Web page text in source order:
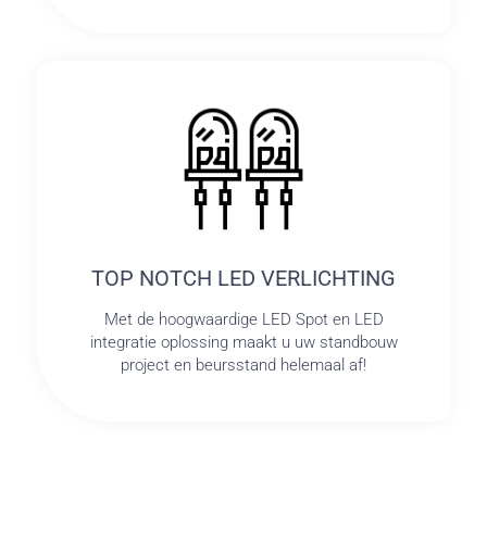
TOP NOTCH LED VERLICHTING
Met de hoogwaardige LED Spot en LED
integratie oplossing maakt u uw standbouw
project en beursstand helemaal af!